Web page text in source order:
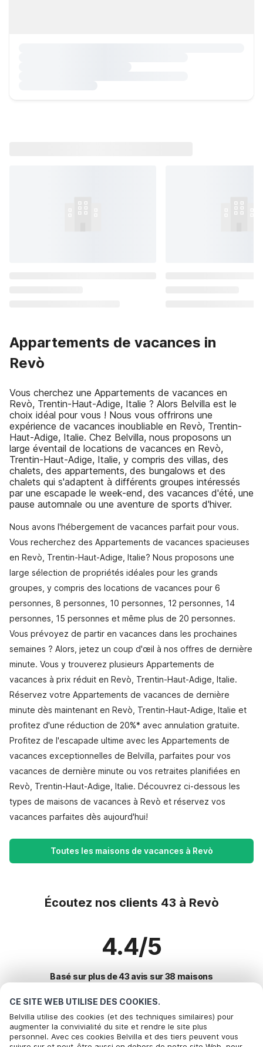
CE SITE WEB UTILISE DES COOKIES.
Belvilla utilise des cookies (et des techniques similaires) pour
augmenter la convivialité du site et rendre le site plus
personnel. Avec ces cookies Belvilla et des tiers peuvent vous
Appartements de vacances in
Revò
Vous cherchez une Appartements de vacances en
Revò, Trentin-Haut-Adige, Italie ? Alors Belvilla est le
choix idéal pour vous ! Nous vous offrirons une
expérience de vacances inoubliable en Revò, Trentin-
Haut-Adige, Italie. Chez Belvilla, nous proposons un
large éventail de locations de vacances en Revò,
Trentin-Haut-Adige, Italie, y compris des villas, des
chalets, des appartements, des bungalows et des
chalets qui s'adaptent à différents groupes intéressés
par une escapade le week-end, des vacances d'été, une
pause automnale ou une aventure de sports d'hiver.
Nous avons l'hébergement de vacances parfait pour vous.
Vous recherchez des Appartements de vacances spacieuses
en Revò, Trentin-Haut-Adige, Italie? Nous proposons une
large sélection de propriétés idéales pour les grands
groupes, y compris des locations de vacances pour 6
personnes, 8 personnes, 10 personnes, 12 personnes, 14
personnes, 15 personnes et même plus de 20 personnes.
Vous prévoyez de partir en vacances dans les prochaines
semaines ? Alors, jetez un coup d'œil à nos offres de dernière
minute. Vous y trouverez plusieurs Appartements de
vacances à prix réduit en Revò, Trentin-Haut-Adige, Italie.
Réservez votre Appartements de vacances de dernière
minute dès maintenant en Revò, Trentin-Haut-Adige, Italie et
profitez d'une réduction de 20%* avec annulation gratuite.
Profitez de l'escapade ultime avec les Appartements de
vacances exceptionnelles de Belvilla, parfaites pour vos
vacances de dernière minute ou vos retraites planifiées en
Revò, Trentin-Haut-Adige, Italie. Découvrez ci-dessous les
types de maisons de vacances à Revò et réservez vos
vacances parfaites dès aujourd'hui!
Toutes les maisons de vacances à Revò
Écoutez nos clients 43 à Revò
4.4/5
Basé sur plus de 43 avis sur 38 maisons
Destinations les plus populaires pour les
vacances
Appelez pour réserver